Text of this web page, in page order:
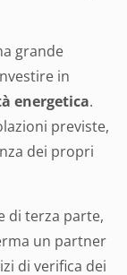
grande
in
energetica.
previste,
dei propri
di terza parte,
un partner
di verifica dei